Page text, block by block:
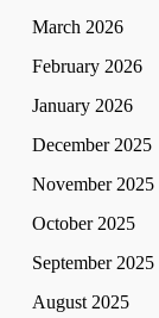
March 2026
February 2026
January 2026
December 2025
November 2025
October 2025
September 2025
August 2025